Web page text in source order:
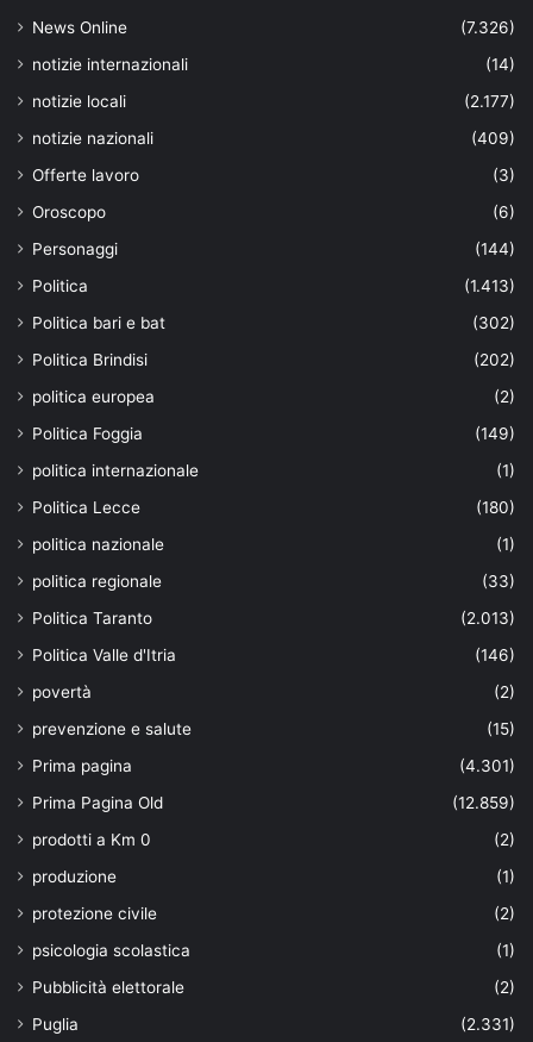
News Online
(7.326)
notizie internazionali
(14)
notizie locali
(2.177)
notizie nazionali
(409)
Offerte lavoro
(3)
Oroscopo
(6)
Personaggi
(144)
Politica
(1.413)
Politica bari e bat
(302)
Politica Brindisi
(202)
politica europea
(2)
Politica Foggia
(149)
politica internazionale
(1)
Politica Lecce
(180)
politica nazionale
(1)
politica regionale
(33)
Politica Taranto
(2.013)
Politica Valle d'Itria
(146)
povertà
(2)
prevenzione e salute
(15)
Prima pagina
(4.301)
Prima Pagina Old
(12.859)
prodotti a Km 0
(2)
produzione
(1)
protezione civile
(2)
psicologia scolastica
(1)
Pubblicità elettorale
(2)
Puglia
(2.331)